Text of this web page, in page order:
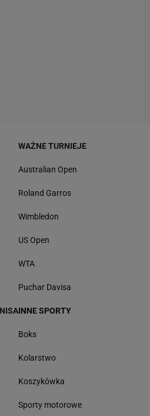
WAŻNE TURNIEJE
Australian Open
Roland Garros
Wimbledon
US Open
WTA
Puchar Davisa
INNE SPORTY
Boks
Kolarstwo
Koszykówka
Sporty motorowe